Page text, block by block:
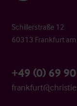
Schillerstraße 12
60313 Frankfurt am
+49 (0) 69